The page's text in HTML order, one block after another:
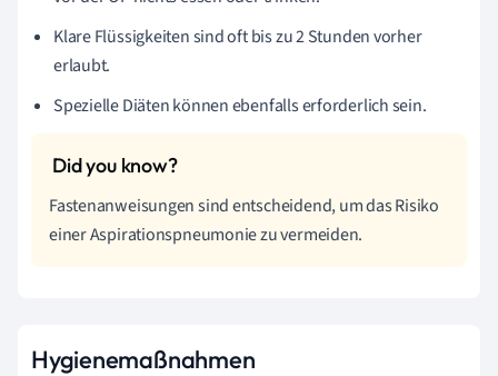
Klare Flüssigkeiten sind oft bis zu 2 Stunden vorher
erlaubt.
Spezielle Diäten können ebenfalls erforderlich sein.
Fastenanweisungen sind entscheidend, um das Risiko
einer Aspirationspneumonie zu vermeiden.
Hygienemaßnahmen